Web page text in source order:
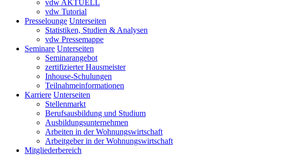
vdw AKTUELL
vdw Tutorial
Presselounge Unterseiten
Statistiken, Studien & Analysen
vdw Pressemappe
Seminare Unterseiten
Seminarangebot
zertifizierter Hausmeister
Inhouse-Schulungen
Teilnahmeinformationen
Karriere Unterseiten
Stellenmarkt
Berufsausbildung und Studium
Ausbildungsunternehmen
Arbeiten in der Wohnungswirtschaft
Arbeitgeber in der Wohnungswirtschaft
Mitgliederbereich